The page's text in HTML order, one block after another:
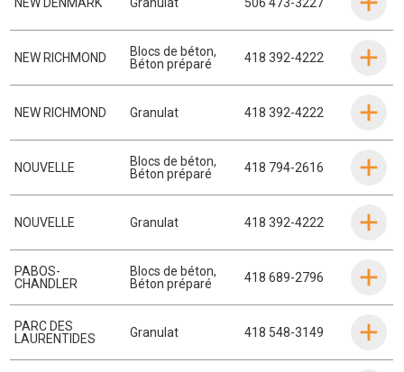
NEW RICHMOND Blocs de béton,
Béton préparé
418 392-4222
NEW RICHMOND Granulat 418 392-4222
NOUVELLE Blocs de béton,
Béton préparé
418 794-2616
NOUVELLE Granulat 418 392-4222
PABOS-
CHANDLER
Blocs de béton,
Béton préparé
418 689-2796
PARC DES
LAURENTIDES
Granulat 418 548-3149